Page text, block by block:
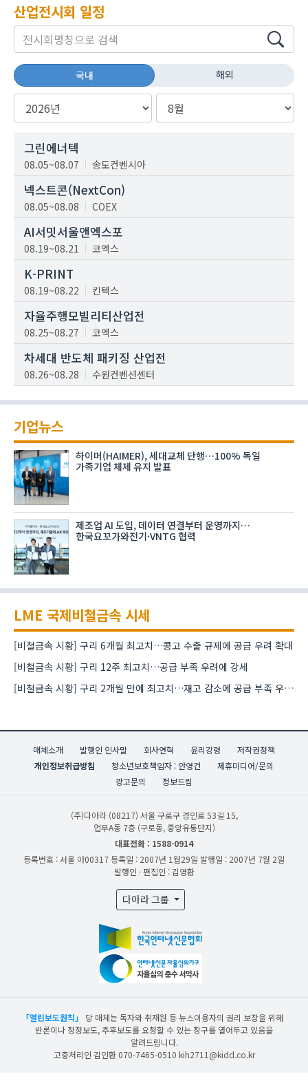
산업전시회 일정
국내 해외
그린에너텍
08.05~08.07 송도컨벤시아
넥스트콘(NextCon)
08.05~08.08 COEX
AI서밋서울앤엑스포
08.19~08.21 코엑스
K-PRINT
08.19~08.22 킨텍스
자율주행모빌리티산업전
08.25~08.27 코엑스
차세대 반도체 패키징 산업전
08.26~08.28 수원컨벤션센터
기업뉴스
하이머(HAIMER), 세대교체 단행…100% 독일
가족기업 체제 유지 발표
제조업 AI 도입, 데이터 연결부터 운영까지…
한국요꼬가와전기·VNTG 협력
LME 국제비철금속 시세
[비철금속 시황] 구리 6개월 최고치…콩고 수출 규제에 공급 우려 확대
[비철금속 시황] 구리 12주 최고치…공급 부족 우려에 강세
[비철금속 시황] 구리 2개월 만에 최고치…재고 감소에 공급 부족 우려 확대
매체소개 발행인 인사말 회사연혁 윤리강령
저작권정책
개인정보취급방침
청소년보호책임자 : 안영건
제휴미디어/문의
광고문의
정보드림
(주)다아라 (08217) 서울 구로구 경인로 53길 15,
업무A동 7층 (구로동, 중앙유통단지)
대표전화 : 1588-0914
등록번호 : 서울 아00317 등록일 : 2007년 1월29일 발행일 : 2007년 7월 2일
발행인 · 편집인 : 김영환
다아라 그룹
「열린보도원칙」
당 매체는 독자와 취재원 등 뉴스이용자의 권리 보장을 위해
반론이나 정정보도, 추후보도를 요청할 수 있는 창구를 열어두고 있음을
알려드립니다.
고충처리인 김인환 070-7465-0510 kih2711@kidd.co.kr